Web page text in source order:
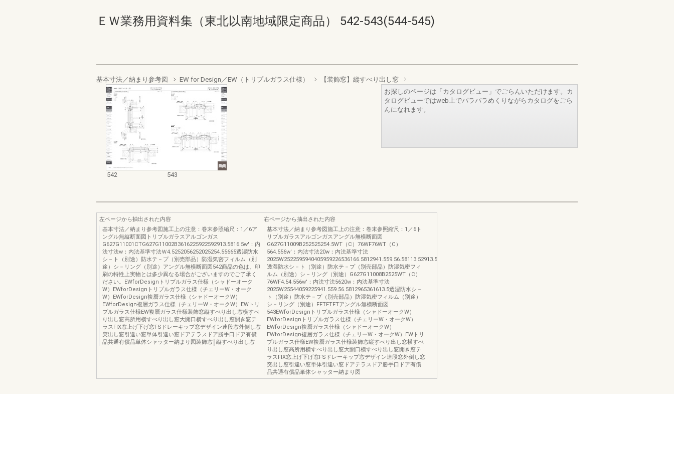
ＥＷ業務用資料集（東北以南地域限定商品） 542-543(544-545)
基本寸法／納まり参考図 EW for Design／EW（トリプルガラス仕様） 【装飾窓】縦すべり出し窓
542 543
お探しのページは「カタログビュー」でごらんいただけます。カ
タログビューではweb上でパラパラめくりながらカタログをごら
んになれます。
左ページから抽出された内容
基本寸法／納まり参考図施工上の注意：巻末参照縮尺：1／6ア
ングル無縦断面図トリプルガラスアルゴンガス
G627G11001CTG627G11002B3616225922592913.5816.5w'：内
法寸法w：内法基準寸法Ｗ4.5252056252025254.55665透湿防水
シ－ト（別途）防水テ－プ（別売部品）防湿気密フィルム（別
途）シ－リング（別途）アングル無横断面図542商品の色は、印
刷の特性上実物とは多少異なる場合がございますのでご了承く
ださい。EWforDesignトリプルガラス仕様（シャドーオーク
W）EWforDesignトリプルガラス仕様（チェリーW・オーク
W）EWforDesign複層ガラス仕様（シャドーオークW）
EWforDesign複層ガラス仕様（チェリーW・オークW）EWトリ
プルガラス仕様EW複層ガラス仕様装飾窓縦すべり出し窓横すべ
り出し窓高所用横すべり出し窓大開口横すべり出し窓開き窓テ
ラスFIX窓上げ下げ窓FSドレーキップ窓デザイン連段窓外倒し窓
突出し窓引違い窓単体引違い窓ドアテラスドア勝手口ドア有償
品共通有償品単体シャッター納まり図装飾窓│縦すべり出し窓
右ページから抽出された内容
基本寸法／納まり参考図施工上の注意：巻末参照縮尺：1／6ト
リプルガラスアルゴンガスアングル無横断面図
G627G11009B252525254.5WT（C）76WF76WT（C）
564.556w'：内法寸法20w：内法基準寸法
2025W2522595940405959226536166.5812941.559.56.58113.52913.5
透湿防水シ－ト（別途）防水テ－プ（別売部品）防湿気密フィ
ルム（別途）シ－リング（別途）G627G11008B2525WT（C）
76WF4.54.556w'：内法寸法5620w：内法基準寸法
2025W25544059225941.559.56.5812965361613.5透湿防水シ－
ト（別途）防水テ－プ（別売部品）防湿気密フィルム（別途）
シ－リング（別途）FFTFTFTアングル無横断面図
543EWforDesignトリプルガラス仕様（シャドーオークW）
EWforDesignトリプルガラス仕様（チェリーW・オークW）
EWforDesign複層ガラス仕様（シャドーオークW）
EWforDesign複層ガラス仕様（チェリーW・オークW）EWトリ
プルガラス仕様EW複層ガラス仕様装飾窓縦すべり出し窓横すべ
り出し窓高所用横すべり出し窓大開口横すべり出し窓開き窓テ
ラスFIX窓上げ下げ窓FSドレーキップ窓デザイン連段窓外倒し窓
突出し窓引違い窓単体引違い窓ドアテラスドア勝手口ドア有償
品共通有償品単体シャッター納まり図